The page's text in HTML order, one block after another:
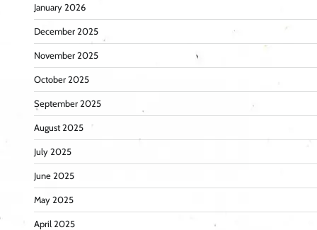
January 2026
December 2025
November 2025
October 2025
September 2025
August 2025
July 2025
June 2025
May 2025
April 2025